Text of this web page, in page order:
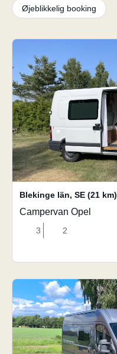
Øjeblikkelig booking
Blekinge län, SE (21 km)
Campervan Opel
3 2